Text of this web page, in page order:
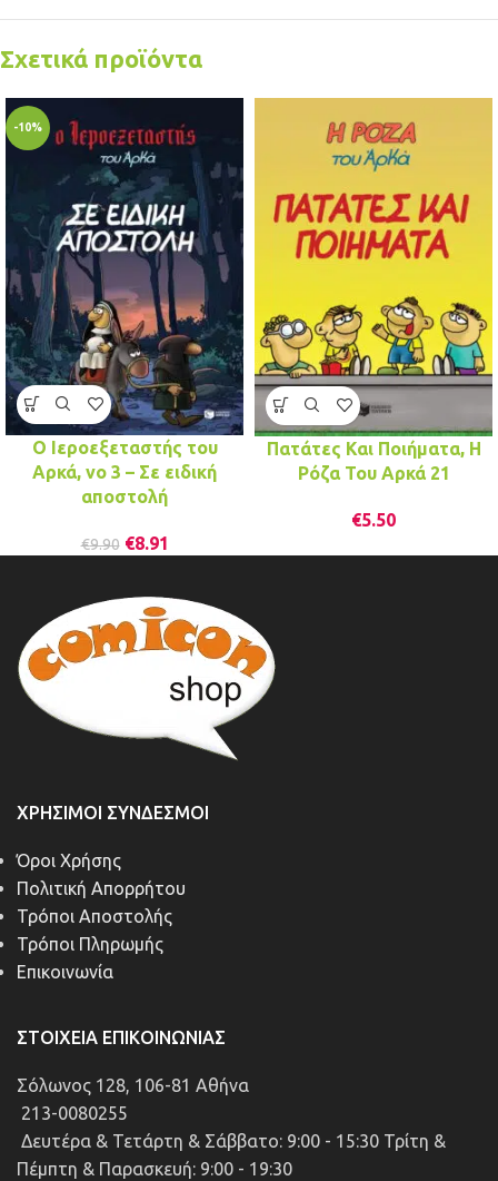
Σχετικά προϊόντα
-10%
Ο Ιεροεξεταστής του
Αρκά, νο 3 – Σε ειδική
αποστολή
€9.90 €8.91
Πατάτες Και Ποιήματα, Η
Ρόζα Του Αρκά 21
€5.50
ΧΡΉΣΙΜΟΙ ΣΎΝΔΕΣΜΟΙ
Όροι Χρήσης
Πολιτική Απορρήτου
Τρόποι Αποστολής
Τρόποι Πληρωμής
Επικοινωνία
ΣΤΟΙΧΕΊΑ ΕΠΙΚΟΙΝΩΝΊΑΣ
Σόλωνος 128, 106-81 Αθήνα
213-0080255
Δευτέρα & Τετάρτη & Σάββατο: 9:00 - 15:30 Τρίτη &
Πέμπτη & Παρασκευή: 9:00 - 19:30